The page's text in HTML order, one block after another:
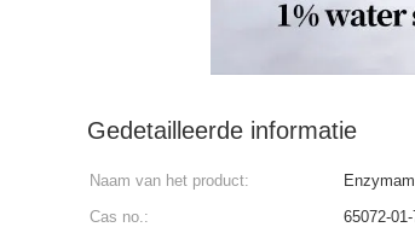
Gedetailleerde informatie
Naam van het product:
Cas no.:
65072-